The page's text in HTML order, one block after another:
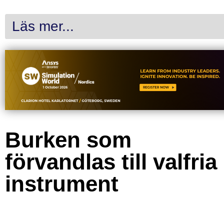
Läs mer...
Burken som
förvandlas till valfria
instrument